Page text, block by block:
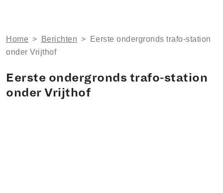
Home > Berichten >
Eerste ondergronds trafo-station
onder Vrijthof
Eerste ondergronds trafo-station
onder Vrijthof